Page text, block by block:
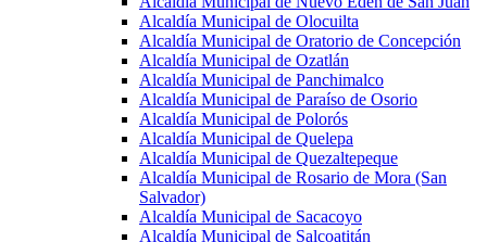
Alcaldía Municipal de Olocuilta
Alcaldía Municipal de Oratorio de Concepción
Alcaldía Municipal de Ozatlán
Alcaldía Municipal de Panchimalco
Alcaldía Municipal de Paraíso de Osorio
Alcaldía Municipal de Polorós
Alcaldía Municipal de Quelepa
Alcaldía Municipal de Quezaltepeque
Alcaldía Municipal de Rosario de Mora (San
Salvador)
Alcaldía Municipal de Sacacoyo
Alcaldía Municipal de Salcoatitán